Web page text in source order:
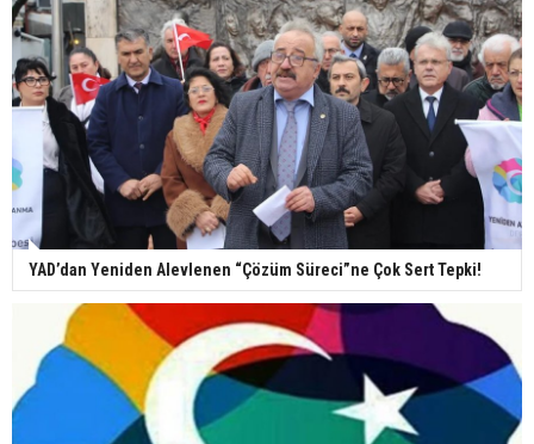
YAD’dan Yeniden Alevlenen “Çözüm Süreci”ne Çok Sert Tepki!